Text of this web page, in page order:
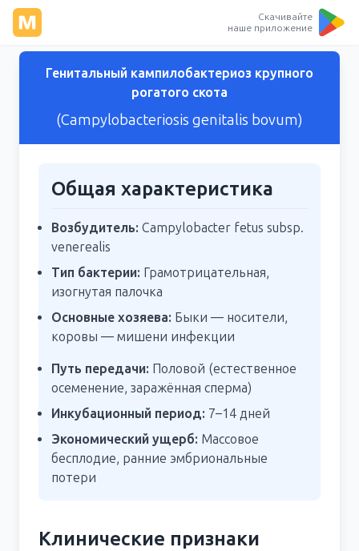
Скачивайте
наше приложение
Генитальный кампилобактериоз крупного
рогатого скота
(Campylobacteriosis genitalis bovum)
Общая характеристика
Возбудитель: Campylobacter fetus subsp.
venerealis
Тип бактерии: Грамотрицательная,
изогнутая палочка
Основные хозяева: Быки — носители,
коровы — мишени инфекции
Путь передачи: Половой (естественное
осеменение, заражённая сперма)
Инкубационный период: 7–14 дней
Экономический ущерб: Массовое
бесплодие, ранние эмбриональные
потери
Клинические признаки